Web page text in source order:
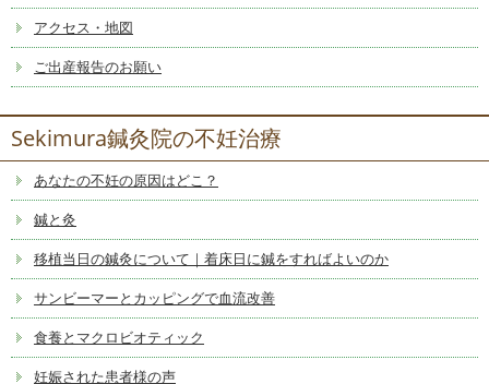
アクセス・地図
ご出産報告のお願い
Sekimura鍼灸院の不妊治療
あなたの不妊の原因はどこ？
鍼と灸
移植当日の鍼灸について｜着床日に鍼をすればよいのか
サンビーマーとカッピングで血流改善
食養とマクロビオティック
妊娠された患者様の声